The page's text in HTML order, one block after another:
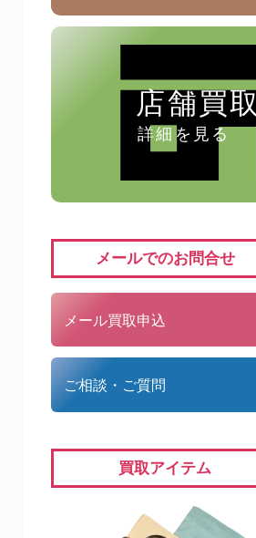
店舗買取
詳細を見る
メールでのお問合せ
メール買取申込
ご相談・ご質問
買取アイテム